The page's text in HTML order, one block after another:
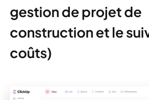
gestion de projet de
construction et le
coûts)